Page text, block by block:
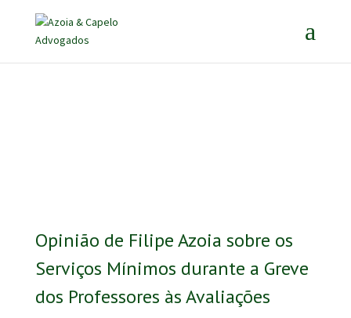
Opinião de Filipe Azoia sobre os
Serviços Mínimos durante a Greve
dos Professores às Avaliações